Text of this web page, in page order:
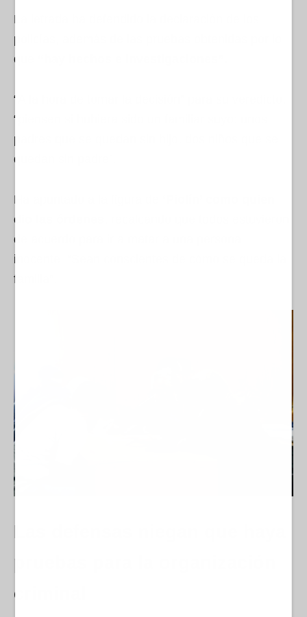
La letrada ha defendido la declaración de los
policías, además de las pruebas obtenidas por lo
que
“A la hora de tomar la decisión” para su veredicto,
“piensen si hubiera sido un familiar suyo: unos
padres que se quedan sin hijo, dos niños que se
quedan sin padre”.
Ha apuntado a la figura de
dio las órdenes
de acuerdo para ir a matar a una persona
inocente. “Sean conscientes de cómo se queda la
familia”.
Las defensas niegan que haya
pruebas para la organización
criminal